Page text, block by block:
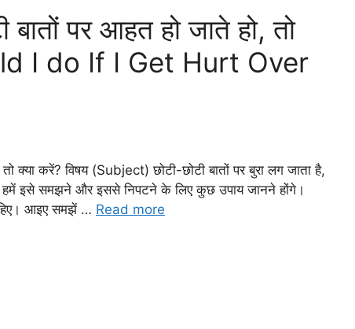
पर आहत हो जाते हो, तो
I do If I Get Hurt Over
क्या करें? विषय (Subject) छोटी-छोटी बातों पर बुरा लग जाता है,
इसे समझने और इससे निपटने के लिए कुछ उपाय जानने होंगे।
आइए समझें … Read more